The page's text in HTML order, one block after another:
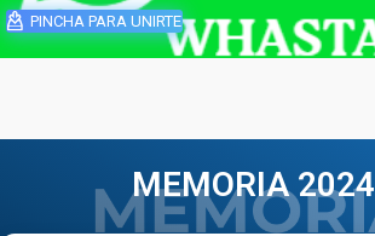
PINCHA PARA UNIRTE
MEMORIA 2024